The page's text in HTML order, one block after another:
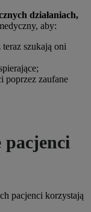
działaniach,
aby:
szukają oni
poprzez zaufane
pacjenci korzystają